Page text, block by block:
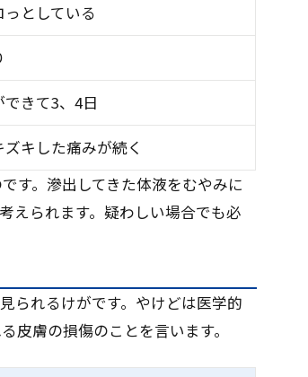
っとしている
できて3、4日
ズキした痛みが続く
す。滲出してきた体液をむやみに
えられます。疑わしい場合でも必
られるけがです。やけどは医学的
皮膚の損傷のことを言います。